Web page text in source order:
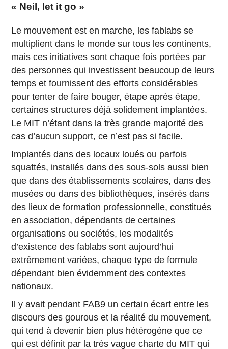
« Neil, let it go »
Le mouvement est en marche, les fablabs se
multiplient dans le monde sur tous les continents,
mais ces initiatives sont chaque fois portées par
des personnes qui investissent beaucoup de leurs
temps et fournissent des efforts considérables
pour tenter de faire bouger, étape après étape,
certaines structures déjà solidement implantées.
Le MIT n’étant dans la très grande majorité des
cas d’aucun support, ce n’est pas si facile.
Implantés dans des locaux loués ou parfois
squattés, installés dans des sous-sols aussi bien
que dans des établissements scolaires, dans des
musées ou dans des bibliothèques, insérés dans
des lieux de formation professionnelle, constitués
en association, dépendants de certaines
organisations ou sociétés, les modalités
d’existence des fablabs sont aujourd’hui
extrêmement variées, chaque type de formule
dépendant bien évidemment des contextes
nationaux.
Il y avait pendant FAB9 un certain écart entre les
discours des gourous et la réalité du mouvement,
qui tend à devenir bien plus hétérogène que ce
qui est définit par la trèsvague charte du MIT qui